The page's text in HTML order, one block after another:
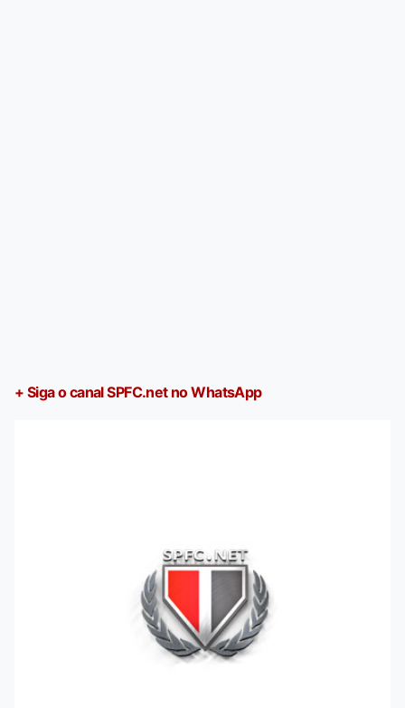
+ Siga o canal SPFC.net no WhatsApp